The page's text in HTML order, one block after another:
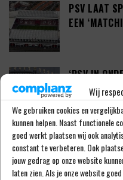
Wij
We gebruiken cookies en
kunnen helpen. Naast functionele
goed werkt plaatsen wij ook
constant te verbeteren. Ook
jouw gedrag op onze website
laten zien. Als je onze website
PSV LAAT
EEN
‘PSV IN
SCHOTSE
‘PSV WIL
JARIGE